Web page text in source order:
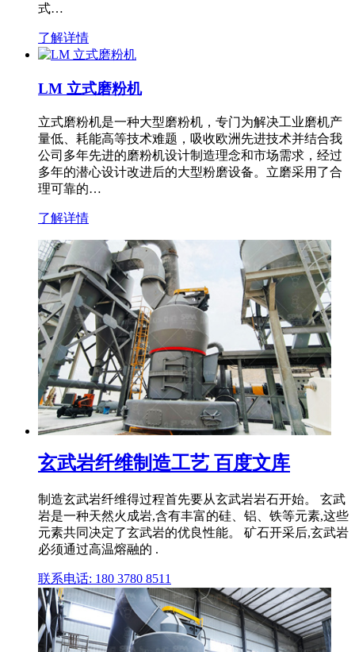
式…
了解详情
LM 立式磨粉机
立式磨粉机是一种大型磨粉机，专门为解决工业磨机产
量低、耗能高等技术难题，吸收欧洲先进技术并结合我
公司多年先进的磨粉机设计制造理念和市场需求，经过
多年的潜心设计改进后的大型粉磨设备。立磨采用了合
理可靠的…
了解详情
玄武岩纤维制造工艺 百度文库
制造玄武岩纤维得过程首先要从玄武岩岩石开始。 玄武
岩是一种天然火成岩,含有丰富的硅、铝、铁等元素,这些
元素共同决定了玄武岩的优良性能。 矿石开采后,玄武岩
必须通过高温熔融的 .
联系电话: 180 3780 8511